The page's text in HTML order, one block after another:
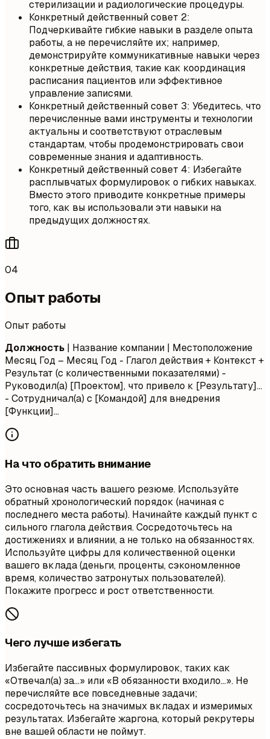
стерилизации и радиологические процедуры.
Конкретный действенный совет 2:
Подчеркивайте гибкие навыки в разделе опыта
работы, а не перечисляйте их; например,
демонстрируйте коммуникативные навыки через
конкретные действия, такие как координация
расписания пациентов или эффективное
управление записями.
Конкретный действенный совет 3: Убедитесь, что
перечисленные вами инструменты и технологии
актуальны и соответствуют отраслевым
стандартам, чтобы продемонстрировать свои
современные знания и адаптивность.
Конкретный действенный совет 4: Избегайте
расплывчатых формулировок о гибких навыках.
Вместо этого приводите конкретные примеры
того, как вы использовали эти навыки на
предыдущих должностях.
04
Опыт работы
Опыт работы
Должность | Название компании | Местоположение
Месяц Год – Месяц Год - Глагол действия + Контекст +
Результат (с количественными показателями) -
Руководил(а) [Проектом], что привело к [Результату]...
- Сотрудничал(а) с [Командой] для внедрения
[Функции]...
На что обратить внимание
Это основная часть вашего резюме. Используйте
обратный хронологический порядок (начиная с
последнего места работы). Начинайте каждый пункт с
сильного глагола действия. Сосредоточьтесь на
достижениях и влиянии, а не только на обязанностях.
Используйте цифры для количественной оценки
вашего вклада (деньги, проценты, сэкономленное
время, количество затронутых пользователей).
Покажите прогресс и рост ответственности.
Чего лучше избегать
Избегайте пассивных формулировок, таких как
«Отвечал(а) за…» или «В обязанности входило…». Не
перечисляйте все повседневные задачи;
сосредоточьтесь на значимых вкладах и измеримых
результатах. Избегайте жаргона, который рекрутеры
вне вашей области не поймут.